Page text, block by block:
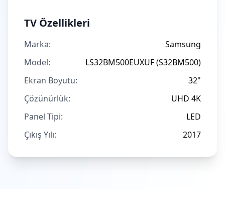
TV Özellikleri
Marka:
Samsung
Model:
LS32BM500EUXUF (S32BM500)
Ekran Boyutu:
32"
Çözünürlük:
UHD 4K
Panel Tipi:
LED
Çıkış Yılı:
2017